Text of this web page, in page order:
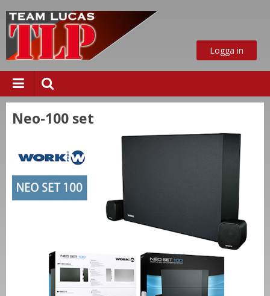
Logga in
Neo-100 set